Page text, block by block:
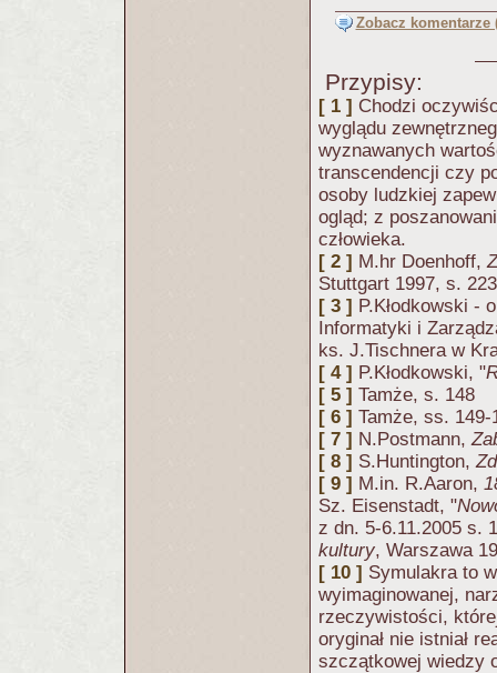
Zobacz komentarze
Przypisy:
[ 1 ] Chodzi
wyglądu
wyznawanych
transcendencji czy
osoby ludzkiej
ogląd; z
człowieka.
[ 2 ] M.hr Doenhoff,
Stuttgart 1997, s. 223
[ 3 ] P.Kłodkowski -
Informatyki i
ks. J.Tischnera w
[ 4 ] P.Kłodkowski, "
[ 5 ] Tamże, s. 148
[ 6 ] Tamże, ss. 149-
[ 7 ] N.Postmann,
[ 8 ] S.Huntington,
[ 9 ] M.in. R.Aaron,
Sz. Eisenstadt, "
z dn. 5-6.11.2005 s.
kultury, Warszawa
[ 10 ] Symulakra to
wyimaginowanej,
rzeczywistości,
oryginał nie istniał
szczątkowej wiedzy